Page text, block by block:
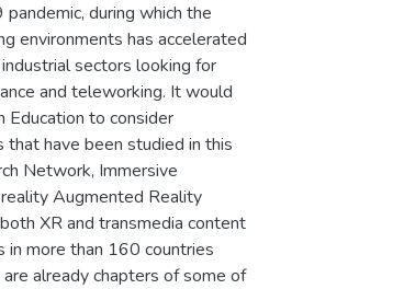
during which the
environments has accelerated
sectors looking for
and teleworking. It would
Education to consider
have been studied in this
Network, Immersive
Augmented Reality
XR and transmedia content
more than 160 countries
already chapters of some of